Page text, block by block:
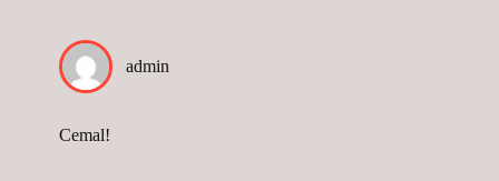
admin
Cemal!